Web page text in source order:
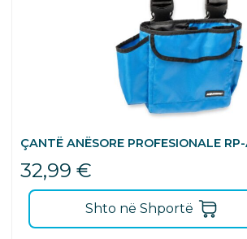
ÇANTË ANËSORE PROFESIONALE
32,99 €
Shto në Shportë